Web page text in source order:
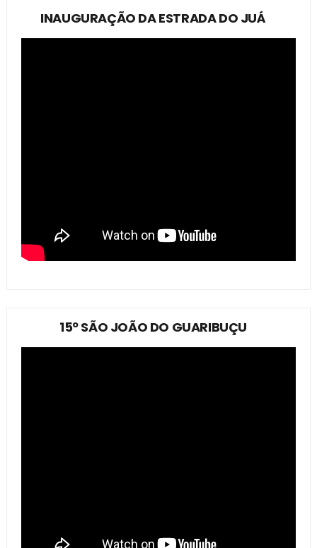
INAUGURAÇÃO DA ESTRADA DO JUÁ
15º SÃO JOÃO DO GUARIBUÇU